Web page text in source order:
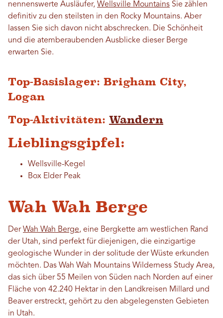
nennenswerte Ausläufer, Wellsville Mountains Sie zählen
definitiv zu den steilsten in den Rocky Mountains. Aber
lassen Sie sich davon nicht abschrecken. Die Schönheit
und die atemberaubenden Ausblicke dieser Berge
erwarten Sie.
Top-Basislager: Brigham City,
Logan
Top-Aktivitäten: Wandern
Lieblingsgipfel:
Wellsville-Kegel
Box Elder Peak
Wah Wah Berge
DerWah Wah Berge, eine Bergkette am westlichen Rand
der Utah, sind perfekt für diejenigen, die einzigartige
geologische Wunder in der solitude der Wüste erkunden
möchten. Das Wah Wah Mountains Wilderness Study Area,
das sich über 55 Meilen von Süden nach Norden auf einer
Fläche von 42.240 Hektar in den Landkreisen Millard und
Beaver erstreckt, gehört zu den abgelegensten Gebieten
in Utah.